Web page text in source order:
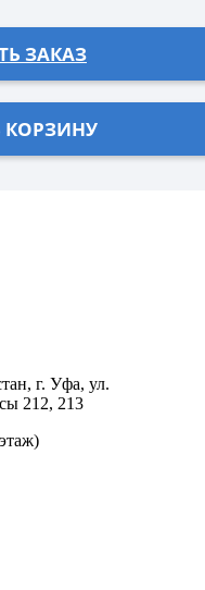
ЗАКАЗ
КОРЗИНУ
г. Уфа, ул.
212, 213